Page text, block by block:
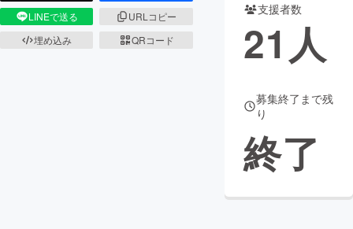
LINEで送る
URLコピー
埋め込み
QRコード
支援者数
21 人
募集終了まで残
り
終了